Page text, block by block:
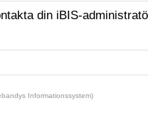
din iBIS-
Informationssystem)